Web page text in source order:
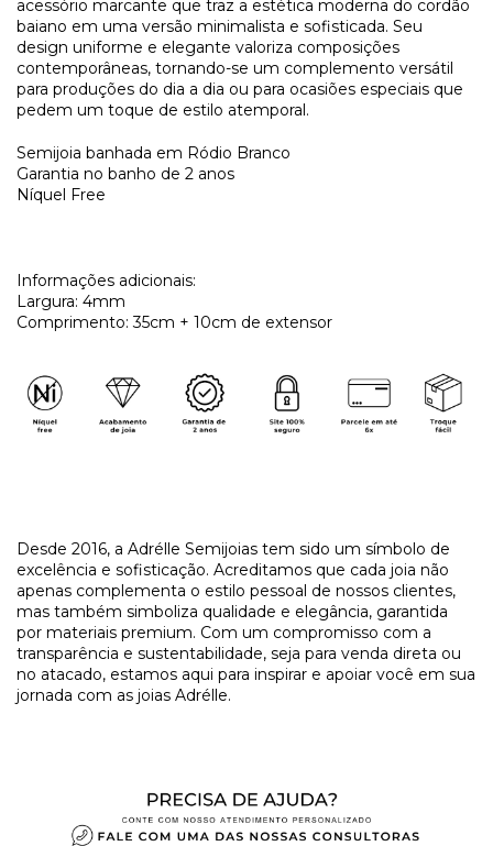
acessório marcante que traz a estética moderna do cordão
baiano em uma versão minimalista e sofisticada. Seu
design uniforme e elegante valoriza composições
contemporâneas, tornando-se um complemento versátil
para produções do dia a dia ou para ocasiões especiais que
pedem um toque de estilo atemporal.
Semijoia banhada em Ródio Branco
Garantia no banho de 2 anos
Níquel Free
Informações adicionais:
Largura: 4mm
Comprimento: 35cm + 10cm de extensor
​Desde 2016, a Adrélle Semijoias tem sido um símbolo de
excelência e sofisticação. Acreditamos que cada joia não
apenas complementa o estilo pessoal de nossos clientes,
mas também simboliza qualidade e elegância, garantida
por materiais premium. Com um compromisso com a
transparência e sustentabilidade, seja para venda direta ou
no atacado, estamos aqui para inspirar e apoiar você em sua
jornada com as joias Adrélle.